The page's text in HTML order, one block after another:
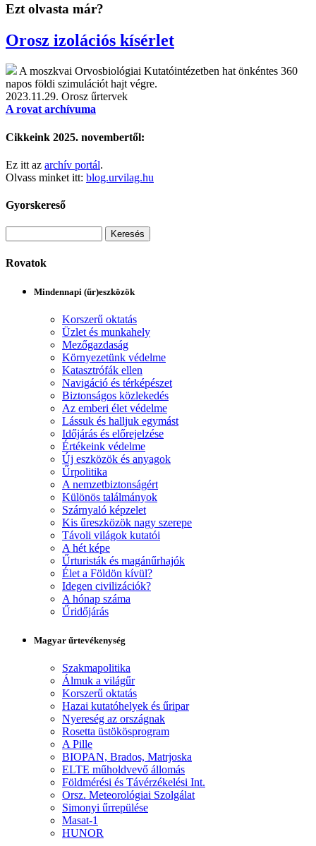
Ezt olvasta már?
Orosz izolációs kísérlet
A moszkvai Orvosbiológiai Kutatóintézetben hat önkéntes 360
napos földi szimulációt hajt végre.
2023.11.29. Orosz űrtervek
A rovat archívuma
Cikkeink 2025. novembertől:
Ez itt az archív portál.
Olvass minket itt: blog.urvilag.hu
Gyorskereső
Rovatok
Mindennapi (űr)eszközök
Korszerű oktatás
Üzlet és munkahely
Mezőgazdaság
Környezetünk védelme
Katasztrófák ellen
Navigáció és térképészet
Biztonságos közlekedés
Az emberi élet védelme
Lássuk és halljuk egymást
Időjárás és előrejelzése
Értékeink védelme
Új eszközök és anyagok
Űrpolitika
A nemzetbiztonságért
Különös találmányok
Szárnyaló képzelet
Kis űreszközök nagy szerepe
Távoli világok kutatói
A hét képe
Űrturisták és magánűrhajók
Élet a Földön kívül?
Idegen civilizációk?
A hónap száma
Űridőjárás
Magyar űrtevékenység
Szakmapolitika
Álmuk a világűr
Korszerű oktatás
Hazai kutatóhelyek és űripar
Nyereség az országnak
Rosetta üstökösprogram
A Pille
BIOPAN, Brados, Matrjoska
ELTE műholdvevő állomás
Földmérési és Távérzékelési Int.
Orsz. Meteorológiai Szolgálat
Simonyi űrrepülése
Masat-1
HUNOR